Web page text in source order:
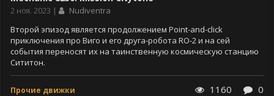
Дата
2 ноя. 2023
Nudiventra
Второй эпизод является продолжением Point-and-click
приключения про Виго и его друга-робота RO-2 и на сей
события переносят их на таинственную космическую станцию
Сититон.
Прочие движки 1160 0